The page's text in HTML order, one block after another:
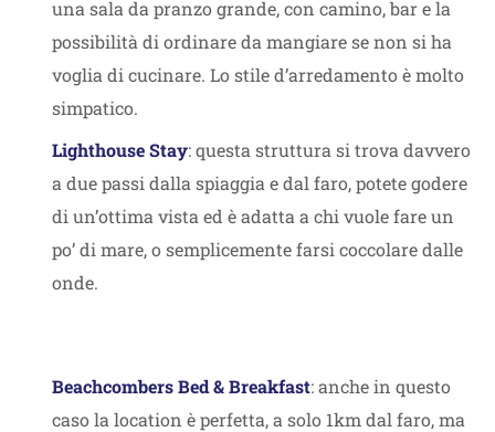
una sala da pranzo grande, con camino, bar e la
possibilità di ordinare da mangiare se non si ha
voglia di cucinare. Lo stile d’arredamento è molto
simpatico.
Lighthouse Stay: questa struttura si trova davvero
a due passi dalla spiaggia e dal faro, potete godere
di un’ottima vista ed è adatta a chi vuole fare un
po’ di mare, o semplicemente farsi coccolare dalle
onde.
Beachcombers Bed & Breakfast: anche in questo
caso la location è perfetta, a solo 1km dal faro, ma